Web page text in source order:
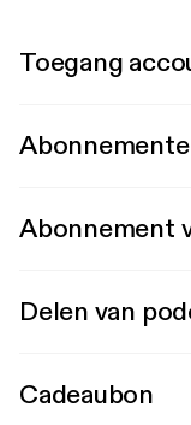
Toegang
Abonnement
Delen van
Cadeaubon